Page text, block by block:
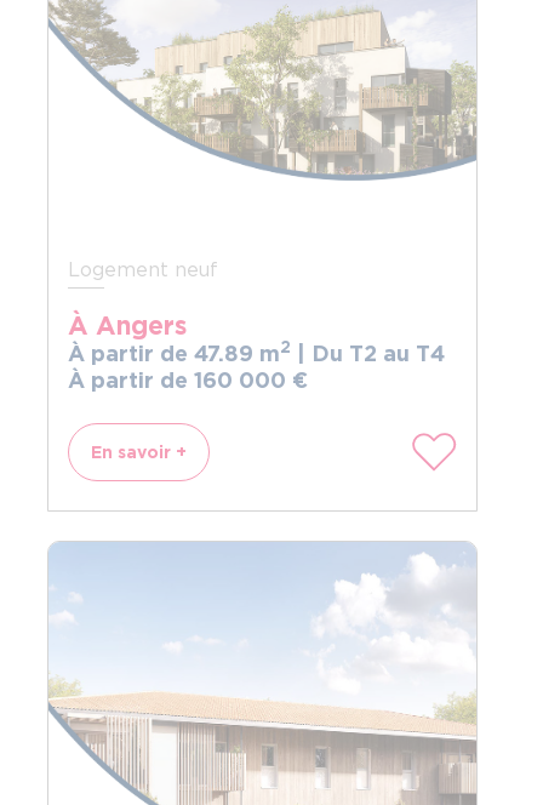
Logement neuf
À Angers
À partir de 47.89 m2
| Du T2 au T4
À partir de 160 000 €
En savoir +